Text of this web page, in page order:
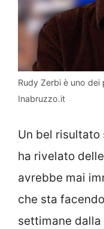
Rudy Zerbi è uno dei
Inabruzzo.it
Un bel risultato
ha rivelato
avrebbe mai
che sta
settimane dalla